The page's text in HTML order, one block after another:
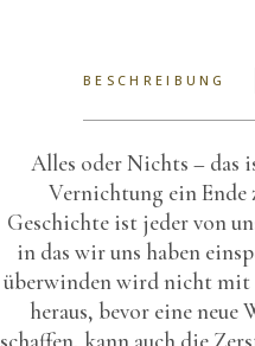
BESCHREIBUNG
Alles oder Nichts – das
Vernichtung ein Ende
Geschichte ist jeder von
in das wir uns haben
überwinden wird nicht mit
heraus, bevor eine
schaffen, kann auch die